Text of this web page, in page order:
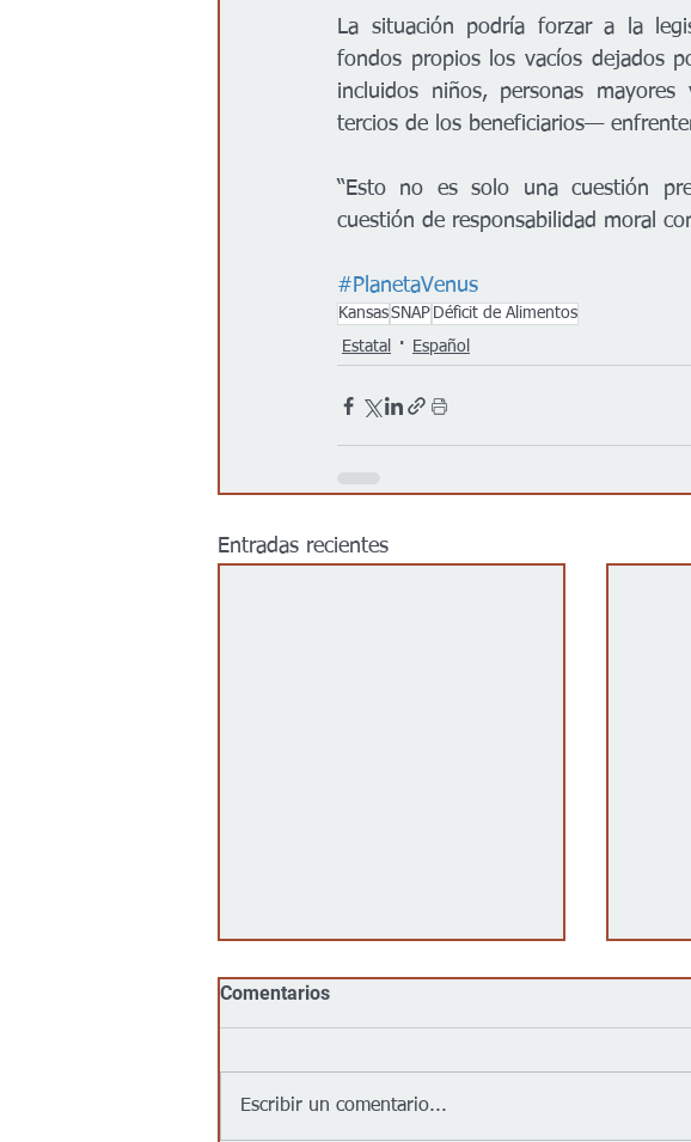
La situación podría forzar a la
fondos propios los vacíos dejados
incluidos niños, personas
tercios de los beneficiarios—
“Esto no es solo una cuestión
cuestión de responsabilidad moral
#PlanetaVenus
KansasSNAP Déficit de Alimentos
Estatal
Español
Entradas recientes
Comentarios
Escribir un comentario...